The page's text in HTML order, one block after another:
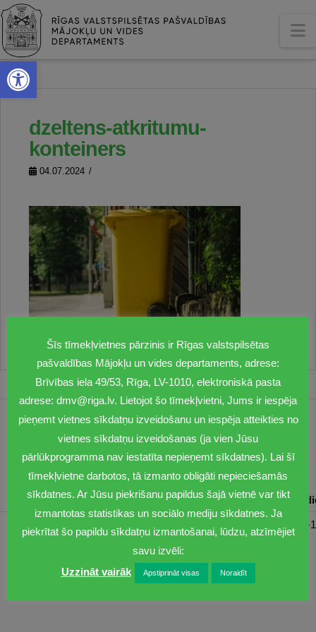
Open toolbar
dzeltens-atkritumu-
konteiners
04.07.2024
1201
dmv@riga.lv
Pirmdiena Otrdiena Trešdiena Ceturtdiena
08:00-
Šīs tīmekļvietnes pārzinis ir Rīgas valstspilsētas
pašvaldības Mājokļu un vides departaments, adrese:
Brīvības iela 49/53, Rīga, LV-1010, elektroniskā pasta
adrese: dmv@riga.lv. Lietojot šo tīmekļvietni, Jums ir iespēja
pieņemt vietnes sīkdatņu izveidošanu un iespēja atteikties no
vietnes sīkdatņu izveidošanas (ja vien Jūsu
pārlūkprogramma nav iestatīta nepieņemt sīkdatnes). Lai šī
tīmekļvietne darbotos, tā izmanto obligāti nepieciešamās
sīkdatnes. Ar Jūsu piekrišanu papildus šajā vietnē var tikt
izmantotas statistikas un sociālo mediju sīkdatnes. Ja
piekrītat šo papildu sīkdatņu izmantošanai, lūdzu, atzīmējiet
savu izvēli:
Uzzināt vairāk
Apstiprināt visas Noraidīt